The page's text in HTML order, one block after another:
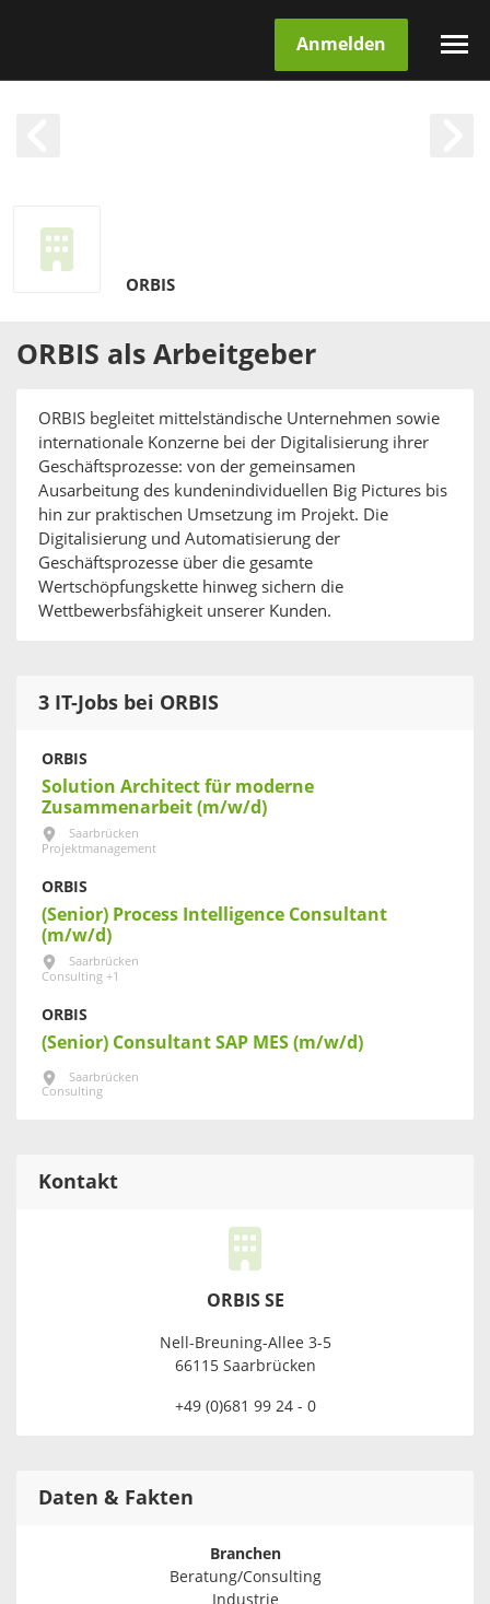
Anmelden
ORBIS
ORBIS als Arbeitgeber
ORBIS begleitet mittelständische Unternehmen sowie
internationale Konzerne bei der Digitalisierung ihrer
Geschäftsprozesse: von der gemeinsamen
Ausarbeitung des kundenindividuellen Big Pictures bis
hin zur praktischen Umsetzung im Projekt. Die
Digitalisierung und Automatisierung der
Geschäftsprozesse über die gesamte
Wertschöpfungskette hinweg sichern die
Wettbewerbsfähigkeit unserer Kunden.
3 IT-Jobs bei ORBIS
ORBIS
Solution Architect für moderne
Zusammenarbeit (m/w/d)
Saarbrücken
Projektmanagement
ORBIS
(Senior) Process Intelligence Consultant
(m/w/d)
Saarbrücken
Consulting +1
ORBIS
(Senior) Consultant SAP MES (m/w/d)
Saarbrücken
Consulting
Kontakt
ORBIS SE
Nell-Breuning-Allee 3-5
66115 Saarbrücken
+49 (0)681 99 24 - 0
Daten & Fakten
Branchen
Beratung/Consulting
Industrie